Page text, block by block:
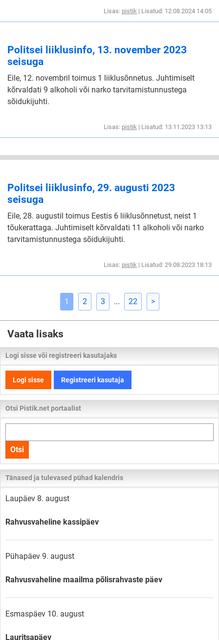
Lisas: pistik | Lisatud: 12.08.2024 14:05
Politsei liiklusinfo, 13. november 2023
seisuga
Eile, 12. novembril toimus 1 liiklusõnnetus. Juhtimiselt
kõrvaldati 9 alkoholi või narko tarvitamistunnustega
sõidukijuhti.
Lisas: pistik | Lisatud: 13.11.2023 13:13
Politsei liiklusinfo, 29. augusti 2023
seisuga
Eile, 28. augustil toimus Eestis 6 liiklusõnnetust, neist 1
tõukerattaga. Juhtimiselt kõrvaldati 11 alkoholi või narko
tarvitamistunnustega sõidukijuhti.
Lisas: pistik | Lisatud: 29.08.2023 18:13
1 2 3 ... 22 >
Vaata lisaks
Logi sisse või registreeri kasutajaks
Logi sisse Registreeri kasutaja
Otsi Pistik.net portaalist
kogu
lehelt
Otsi
Tänased ja tulevased pühad kalendris
Laupäev 8. august
Rahvusvaheline kassipäev
Pühapäev 9. august
Rahvusvaheline maailma põlisrahvaste päev
Esmaspäev 10. august
Lauritsapäev